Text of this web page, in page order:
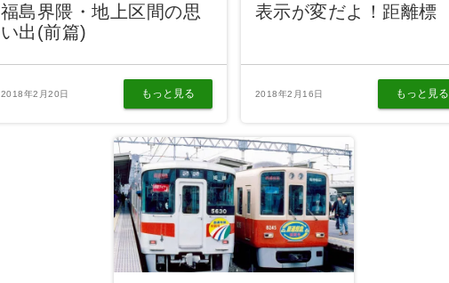
福島界隈・地上区間の思
い出(前篇)
2018年2月20日 もっと見る
表示が変だよ！距離標
2018年2月16日 もっと見る